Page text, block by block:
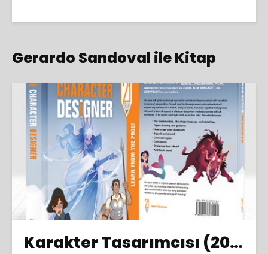
Gerardo Sandoval ile Kitap
Karakter Tasarımcısı (2019)